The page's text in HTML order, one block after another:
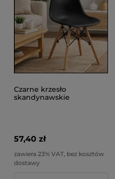
Czarne krzesło
skandynawskie
57,40 zł
zawiera 23% VAT, bez kosztów
dostawy